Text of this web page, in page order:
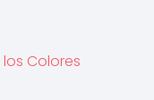
Colores